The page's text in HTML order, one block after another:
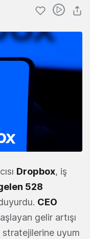
Dropbox, iş
528
CEO
gelir artışı
uyum